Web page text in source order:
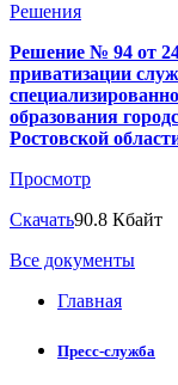
Решения
Решение № 94 от
приватизации
образования
Ростовской
Просмотр
Скачать90.8 Кбайт
Все документы
Главная
Пресс-служба